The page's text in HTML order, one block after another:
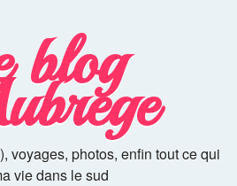
blog
voyages, photos, enfin tout ce qui
vie dans le sud